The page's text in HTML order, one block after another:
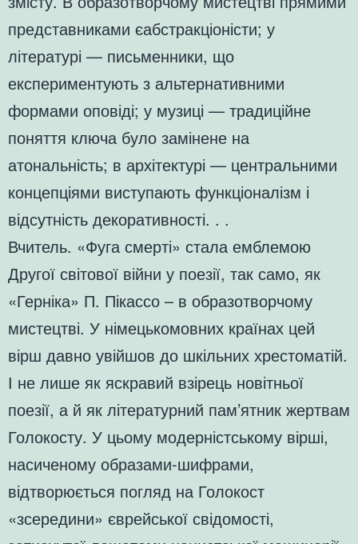
представниками єабстракціоністи; у
літературі — письменники, що
експериментують з альтернативними
формами оповіді; у музиці — традиційне
поняття ключа було замінене на
атональність; в архітектурі — центральними
концепціями виступають функціоналізм і
відсутність декоративності. . .
Вчитель. «Фуга смерті» стала емблемою
Другої світової війни у поезії, так само, як
«Герніка» П. Пікассо – в образотворчому
мистецтві. У німецькомовних країнах цей
вірш давно увійшов до шкільних хрестоматій.
І не лише як яскравий взірець новітньої
поезії, а й як літературний пам’ятник жертвам
Голокосту. У цьому модерністському вірші,
насиченому образами-шифрами,
відтворюється погляд на Голокост
«зсередини» єврейської свідомості,